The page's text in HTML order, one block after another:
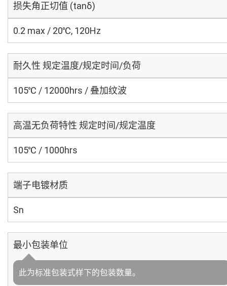
损失角正切值 (tanδ)
0.2 max / 20℃, 120Hz
耐久性 规定温度/规定时间/负荷
105℃ / 12000hrs / 叠加纹波
高温无负荷特性 规定时间/规定温度
105℃ / 1000hrs
端子电镀材质
Sn
最小包装单位
此为标准包装式样下的包装数量。